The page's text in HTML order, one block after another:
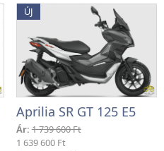
ÚJ
Aprilia SR GT 125 E5
Ár:1 739 600 Ft
1 639 600 Ft